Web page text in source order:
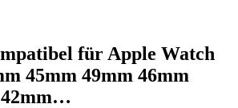
für Apple Watch
45mm 49mm 46mm